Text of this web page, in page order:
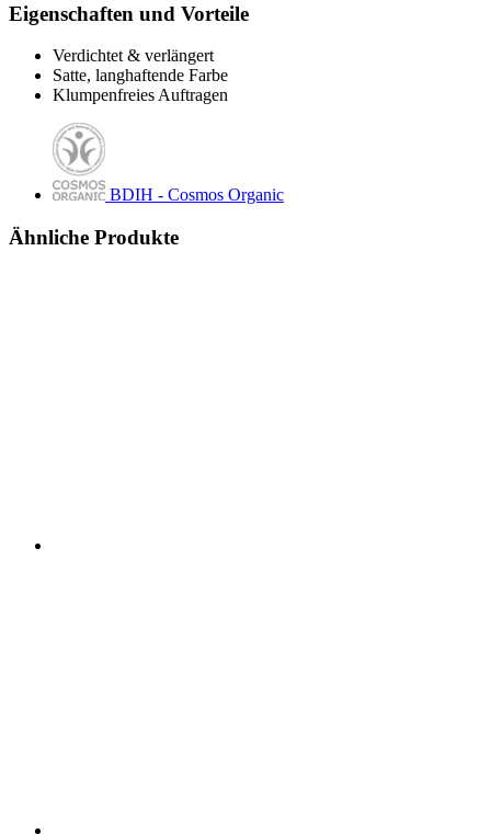
Eigenschaften und Vorteile
Verdichtet & verlängert
Satte, langhaftende Farbe
Klumpenfreies Auftragen
BDIH - Cosmos Organic
Ähnliche Produkte